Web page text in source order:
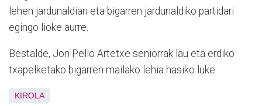
lehen jardunaldian eta bigarren jardunaldiko partidari
egingo lioke aurre.
Bestalde, Jon Pello Artetxe seniorrak lau eta erdiko
txapelketako bigarren mailako lehia hasiko luke.
KIROLA